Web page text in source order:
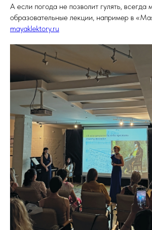
А если погода не позволит гулять, всегда
образовательные лекции, например в
mayaklektory.ru